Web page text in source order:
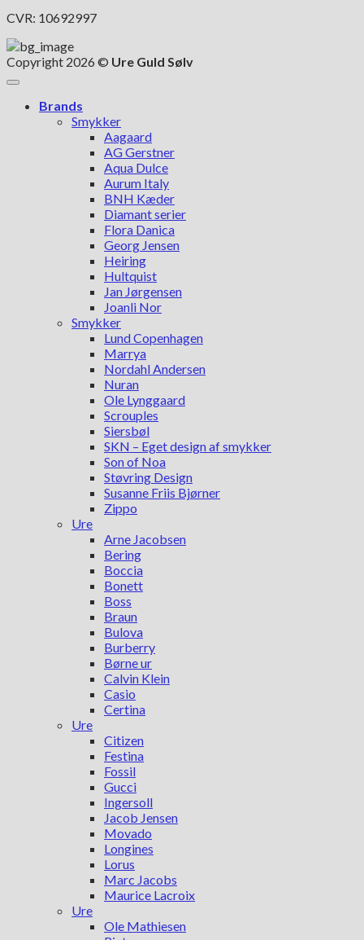
CVR: 10692997
Copyright 2026 © Ure Guld Sølv
Brands
Smykker
Aagaard
AG Gerstner
Aqua Dulce
Aurum Italy
BNH Kæder
Diamant serier
Flora Danica
Georg Jensen
Heiring
Hultquist
Jan Jørgensen
Joanli Nor
Smykker
Lund Copenhagen
Marrya
Nordahl Andersen
Nuran
Ole Lynggaard
Scrouples
Siersbøl
SKN – Eget design af smykker
Son of Noa
Støvring Design
Susanne Friis Bjørner
Zippo
Ure
Arne Jacobsen
Bering
Boccia
Bonett
Boss
Braun
Bulova
Burberry
Børne ur
Calvin Klein
Casio
Certina
Ure
Citizen
Festina
Fossil
Gucci
Ingersoll
Jacob Jensen
Movado
Longines
Lorus
Marc Jacobs
Maurice Lacroix
Ure
Ole Mathiesen